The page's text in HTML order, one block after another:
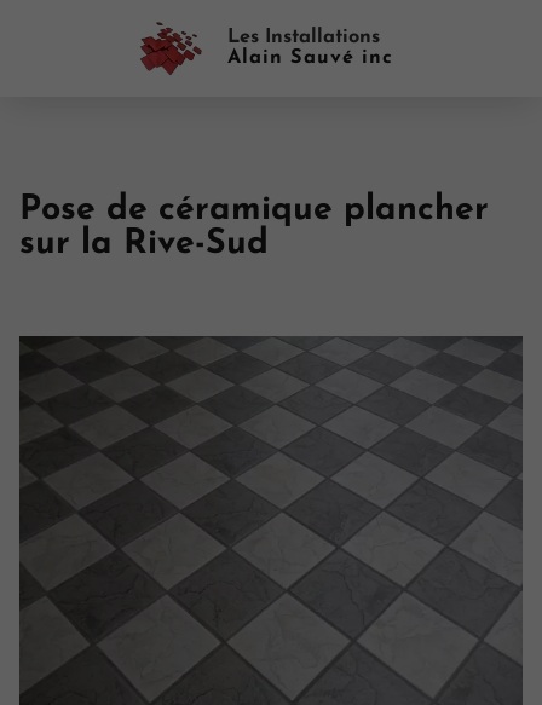
Les Installations
Alain Sauvé inc
Pose de céramique plancher
sur la Rive-Sud